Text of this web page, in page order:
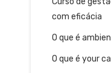
com eficácia
O que é
O que é your